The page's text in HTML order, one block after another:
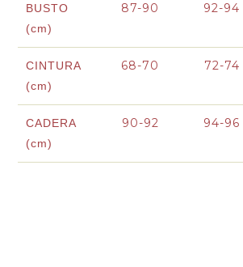
BUSTO
(cm)
87-90 92-94
CINTURA
(cm)
68-70 72-74
CADERA
(cm)
90-92 94-96